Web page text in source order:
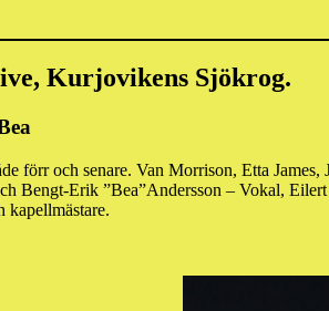
Kurjovikens Sjökrog.
förr och senare. Van Morrison, Etta
Bengt-Erik ”Bea”Andersson – Vokal,
kapellmästare.